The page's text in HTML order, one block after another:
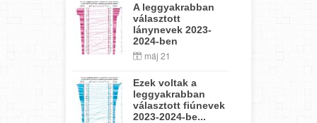
A leggyakrabban
választott
lánynevek 2023-
2024-ben
máj 21
Ezek voltak a
leggyakrabban
választott fiúnevek
2023-2024-be...